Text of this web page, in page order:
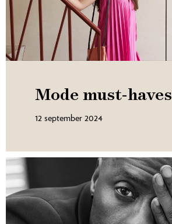
Mode must-haves
12 september 2024